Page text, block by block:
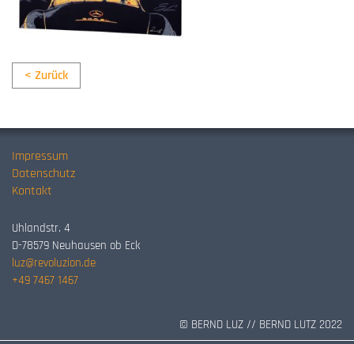
< Zurück
Impressum
Datenschutz
Kontakt
Uhlandstr. 4
D-78579 Neuhausen ob Eck
luz@revoluzion.de
+49 7467 1467
© BERND LUZ // BERND LUTZ 2022